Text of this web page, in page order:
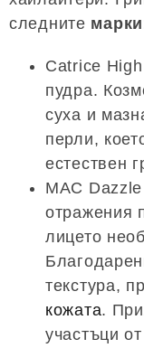
следните марки
Catrice
пудра.
суха и
перли,
естествен
MAC
отражения
лицето
текстура,
кожата.
участъци